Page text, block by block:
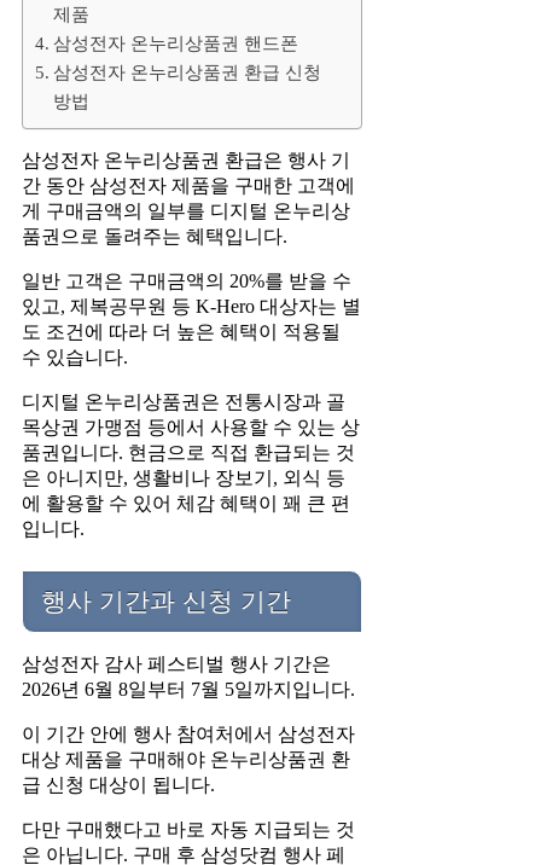
제품
삼성전자 온누리상품권 핸드폰
삼성전자 온누리상품권 환급 신청
방법
삼성전자 온누리상품권 환급은 행사 기
간 동안 삼성전자 제품을 구매한 고객에
게 구매금액의 일부를 디지털 온누리상
품권으로 돌려주는 혜택입니다.
일반 고객은 구매금액의 20%를 받을 수
있고, 제복공무원 등 K-Hero 대상자는 별
도 조건에 따라 더 높은 혜택이 적용될
수 있습니다.
디지털 온누리상품권은 전통시장과 골
목상권 가맹점 등에서 사용할 수 있는 상
품권입니다. 현금으로 직접 환급되는 것
은 아니지만, 생활비나 장보기, 외식 등
에 활용할 수 있어 체감 혜택이 꽤 큰 편
입니다.
행사 기간과 신청 기간
삼성전자 감사 페스티벌 행사 기간은
2026년 6월 8일부터 7월 5일까지입니다.
이 기간 안에 행사 참여처에서 삼성전자
대상 제품을 구매해야 온누리상품권 환
급 신청 대상이 됩니다.
다만 구매했다고 바로 자동 지급되는 것
은 아닙니다. 구매 후 삼성닷컴 행사 페